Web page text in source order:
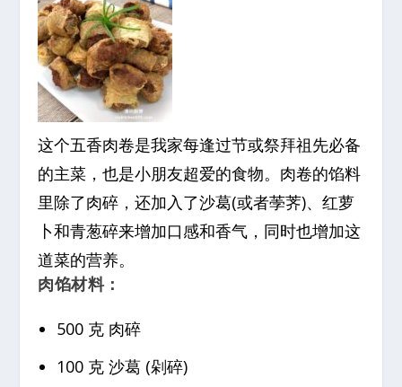
这个五香肉卷是我家每逢过节或祭拜祖先必备
的主菜，也是小朋友超爱的食物。肉卷的馅料
里除了肉碎，还加入了沙葛(或者荸荠)、红萝
卜和青葱碎来增加口感和香气，同时也增加这
道菜的营养。
肉馅材料：
500 克 肉碎
100 克 沙葛 (剁碎)